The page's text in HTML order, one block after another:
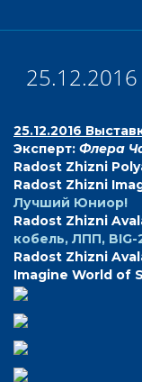
25.12.2016
Эксперт: Флера
Radost Zhizni
Radost Zhizni
Лучший Юниор!
Radost Zhizni
кобель, ЛПП,
Radost Zhizni
Imagine World of